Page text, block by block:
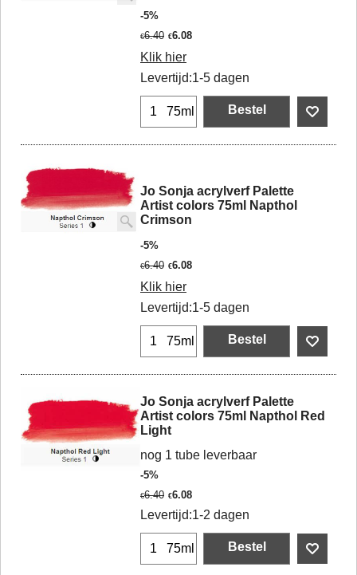
-5%
€6.40 €6.08
Klik hier
Levertijd:1-5 dagen
75ml Bestel
Jo Sonja acrylverf Palette
Artist colors 75ml Napthol
Crimson
-5%
€6.40 €6.08
Klik hier
Levertijd:1-5 dagen
75ml Bestel
Jo Sonja acrylverf Palette
Artist colors 75ml Napthol Red
Light
nog 1 tube leverbaar
-5%
€6.40 €6.08
Levertijd:1-2 dagen
75ml Bestel